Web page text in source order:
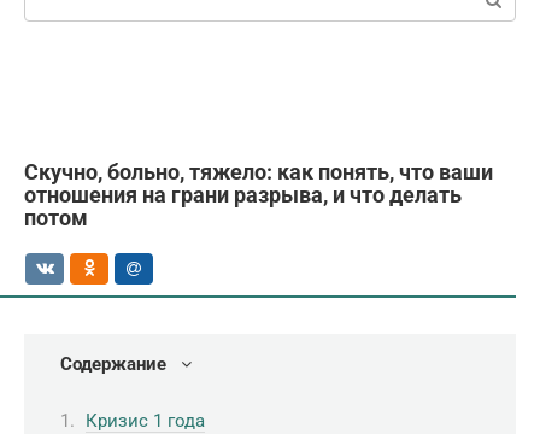
Скучно, больно, тяжело: как понять, что ваши
отношения на грани разрыва, и что делать
потом
Содержание
Кризис 1 года